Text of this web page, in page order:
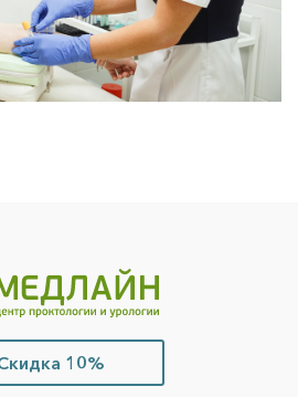
10%